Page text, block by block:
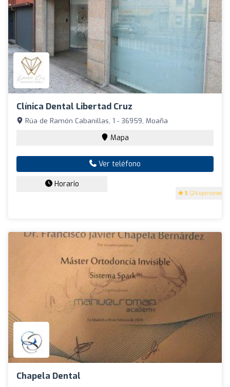
Clínica Dental Libertad Cruz
5 (24 opiniones)
Rúa de Ramón Cabanillas, 1 - 36959, Moaña
Mapa
Ver teléfono
Horario
Chapela Dental